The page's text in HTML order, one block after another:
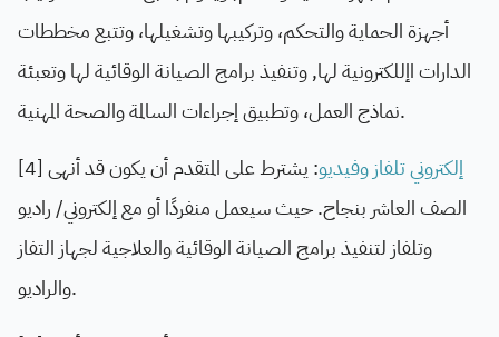
أجهزةالحماية والتحكم، وتركيبها وتشغيلها، وتتبعمخططات
الدارات اإللكترونية لها, وتنفيذ برامجالصيانة الوقائية لها وتعبئة
نماذج العمل، وتطبيق إجراءات السالمةوالصحة
المهنية.
[4]
إلكتروني تلفاز وفيديو: يشترط على المتقدم أن يكون قد أنهى
الصف العاشر بنجاح. حيث سيعمل منفردًا أو مع إلكتروني/ راديو
وتلفاز لتنفيذ برامج الصيانة الوقائية والعلاجية لجهاز التفاز
والراديو.